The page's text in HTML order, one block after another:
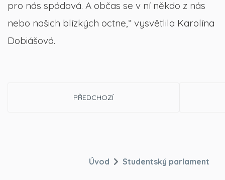
pro nás spádová. A občas se v ní někdo z nás
nebo našich blízkých octne,“ vysvětlila Karolína
Dobiášová.
PŘEDCHOZÍ ČLÁNEK: BURZA UČEBNIC 2025
PŘEDCHOZÍ
Úvod Studentský parlament